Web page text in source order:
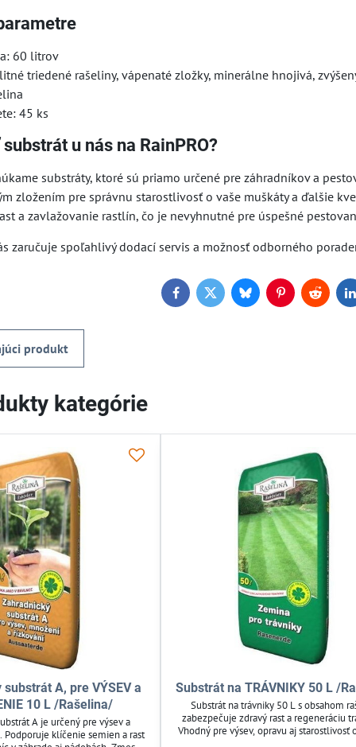
60 litrov
triedené rašeliny, vápenaté zložky, minerálne hnojivá,
45 ks
u nás na RainPRO?
substráty, ktoré sú priamo určené pre záhradníkov a
zložením pre správnu starostlivosť o vaše muškáty a ďalšie
a zavlažovanie rastlín, čo je nevyhnutné pre úspešné
zaručuje spoľahlivý dodací servis a možnosť odborného
FacebookTwitterBlueskyPinterestReddit
produkt
kategórie
A, pre VÝSEV a
10 L /Rašelina/
A je určený pre výsev a
klíčenie semien a rast
Substrát na TRÁVNIKY 50 L /
Substrát na trávniky 50 L s obsahom
zabezpečuje zdravý rast a regeneráciu
Vhodný pre výsev, opravu aj starostlivosť